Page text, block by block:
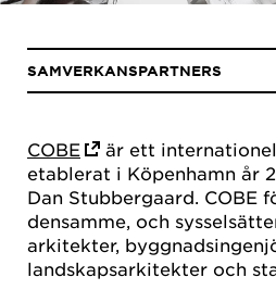
COBE
är ett
etablerat i Köpenhamn år
Dan Stubbergaard. COBE
densamme, och
arkitekter,
landskapsarkitekter och
SAMVERKANSPARTNERS